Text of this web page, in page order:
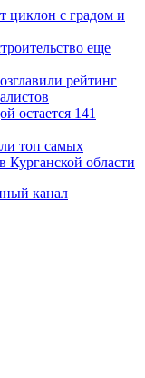
циклон с градом и
еще
рейтинг
остается 141
топ самых
Курганской области
канал